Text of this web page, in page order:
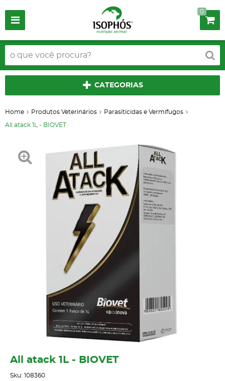
0
CATEGORIAS
Home Produtos Veterinários Parasiticidas e Vermífugos
All atack 1L - BIOVET
All atack 1L - BIOVET
Sku: 108360